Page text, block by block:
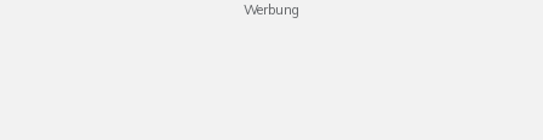
Werbung